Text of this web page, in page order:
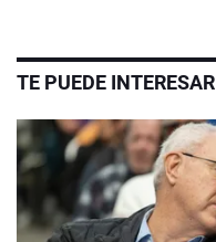
TE PUEDE INTERESAR